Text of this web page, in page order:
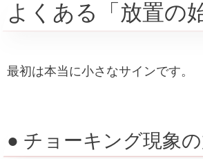
よくある「放置の
最初は本当に小さなサインです。
● チョーキング現象